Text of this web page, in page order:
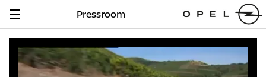
Navigation
Pressroom